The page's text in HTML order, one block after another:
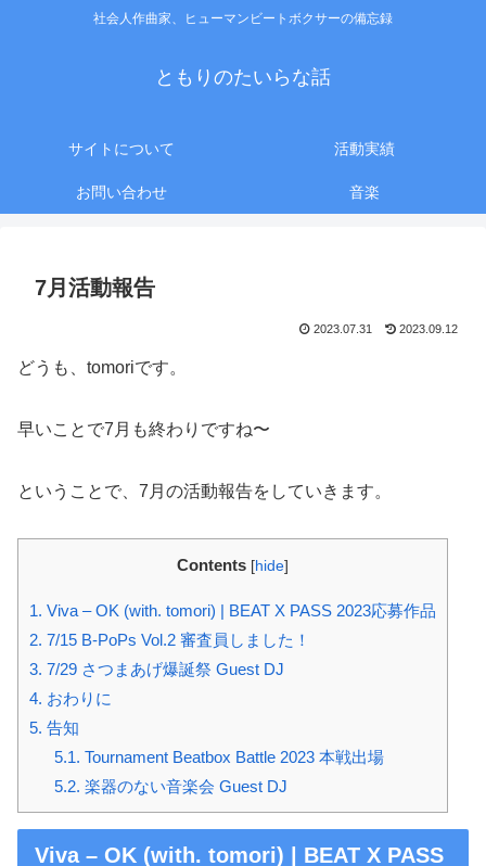
社会人作曲家、ヒューマンビートボクサーの備忘録
ともりのたいらな話
サイトについて 活動実績
お問い合わせ 音楽
7月活動報告
2023.07.31 2023.09.12
どうも、tomoriです。
早いことで7月も終わりですね〜
ということで、7月の活動報告をしていきます。
Contents [hide]
1. Viva – OK (with. tomori) | BEAT X PASS 2023応募作品
2. 7/15 B-PoPs Vol.2 審査員しました！
3. 7/29 さつまあげ爆誕祭 Guest DJ
4. おわりに
5. 告知
5.1. Tournament Beatbox Battle 2023 本戦出場
5.2. 楽器のない音楽会 Guest DJ
Viva – OK (with. tomori) | BEAT X PASS